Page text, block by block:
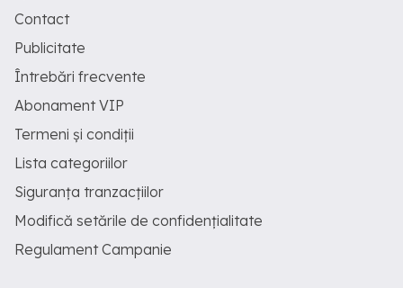
Contact
Publicitate
Întrebări frecvente
Abonament VIP
Termeni și condiții
Lista categoriilor
Siguranța tranzacțiilor
Modifică setările de confidențialitate
Regulament Campanie